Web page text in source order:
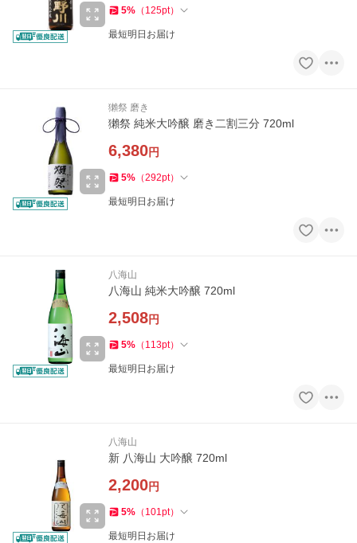
5% （ 125pt）
最短明日お届け
獺祭 磨き
獺祭 純米大吟醸 磨き二割三分 720ml
6,380円
5% （292pt）
最短明日お届け
八海山
八海山 純米大吟醸 720ml
2,508円
5% （ 113pt）
最短明日お届け
八海山
新 八海山 大吟醸 720ml
2,200円
5% （ 101pt）
最短明日お届け